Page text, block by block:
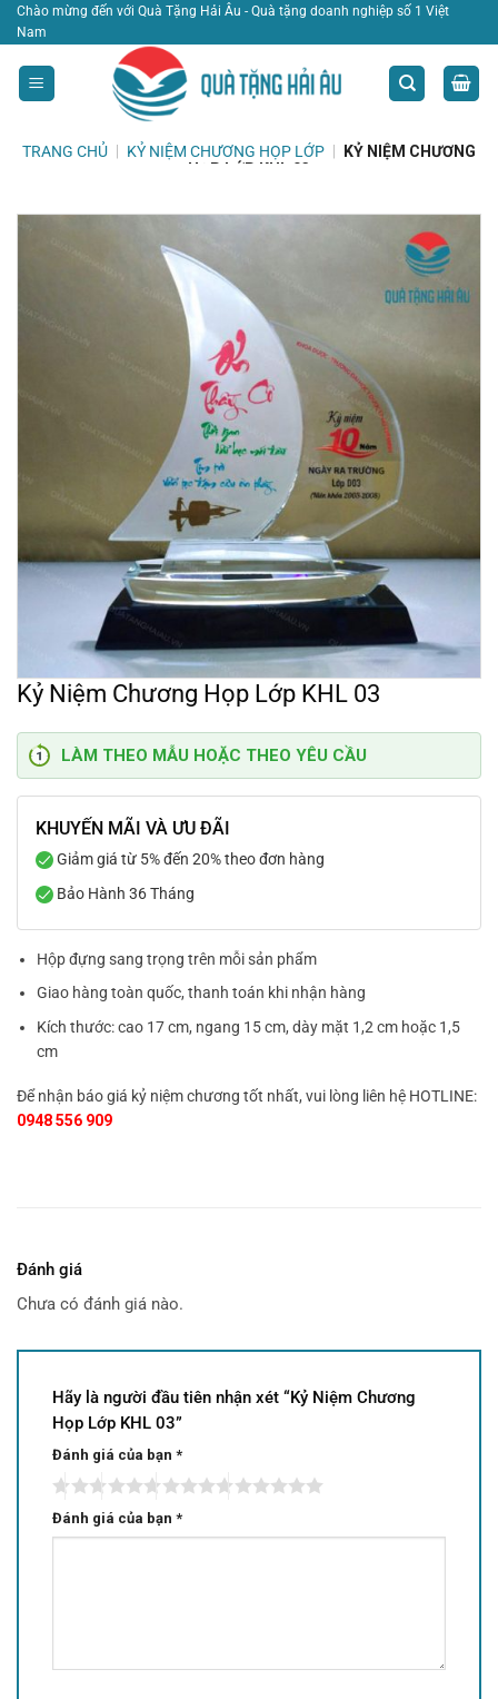
Bỏ
qua
nội
dung
Chào mừng đến với Quà Tặng Hải Âu - Quà tặng doanh nghiệp số 1 Việt
Nam
TRANG CHỦ KỶ NIỆM CHƯƠNG HỌP LỚP
KỶ NIỆM CHƯƠNG
HỌP LỚP KHL 03
Kỷ Niệm Chương Họp Lớp KHL 03
LÀM THEO MẪU HOẶC THEO YÊU CẦU
KHUYẾN MÃI VÀ ƯU ĐÃI
Giảm giá từ 5% đến 20% theo đơn hàng
Bảo Hành 36 Tháng
Hộp đựng sang trọng trên mỗi sản phẩm
Giao hàng toàn quốc, thanh toán khi nhận hàng
Kích thước: cao 17 cm, ngang 15 cm, dày mặt 1,2 cm hoặc 1,5
cm
Để nhận báo giá kỷ niệm chương tốt nhất, vui lòng liên hệ HOTLINE:
0948 556 909
Đánh giá
Chưa có đánh giá nào.
Hãy là người đầu tiên nhận xét “Kỷ Niệm Chương
Họp Lớp KHL 03”
Đánh giá của bạn *
Đánh giá của bạn *